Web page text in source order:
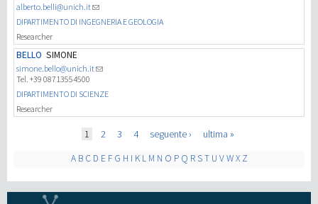
alberto.belli@unich.it
DIPARTIMENTO DI INGEGNERIA E GEOLOGIA
Researcher
BELLO SIMONE
simone.bello@unich.it
Tel. +39 08713554500
DIPARTIMENTO DI SCIENZE
Researcher
1 2 3 4 seguente › ultima »
A B C D E F G H I K L M N O P Q R S T U V W X Z